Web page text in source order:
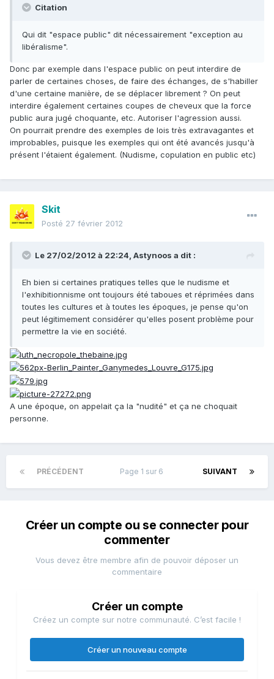
Citation
Qui dit "espace public" dit nécessairement "exception au
libéralisme".
Donc par exemple dans l'espace public on peut interdire de
parler de certaines choses, de faire des échanges, de s'habiller
d'une certaine manière, de se déplacer librement ? On peut
interdire également certaines coupes de cheveux que la force
public aura jugé choquante, etc. Autoriser l'agression aussi.
On pourrait prendre des exemples de lois très extravagantes et
improbables, puisque les exemples qui ont été avancés jusqu'à
présent l'étaient également. (Nudisme, copulation en public etc)
Skit
Posté 27 février 2012
Le 27/02/2012 à 22:24, Astynoos a dit :
Eh bien si certaines pratiques telles que le nudisme et
l'exhibitionnisme ont toujours été taboues et réprimées dans
toutes les cultures et à toutes les époques, je pense qu'on
peut légitimement considérer qu'elles posent problème pour
permettre la vie en société.
A une époque, on appelait ça la "nudité" et ça ne choquait
personne.
PRÉCÉDENT SUIVANT
Page 1 sur 6
Créer un compte ou se connecter pour
commenter
Vous devez être membre afin de pouvoir déposer un
commentaire
Créer un compte
Créez un compte sur notre communauté. C’est facile !
Créer un nouveau compte